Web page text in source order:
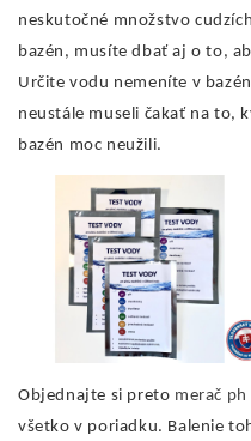
neskutočné množstvo
bazén, musíte dbať aj o to,
Určite vodu nemeníte v
neustále museli čakať na to,
bazén moc neužili.
Objednajte si preto merač
všetko v poriadku. Balenie